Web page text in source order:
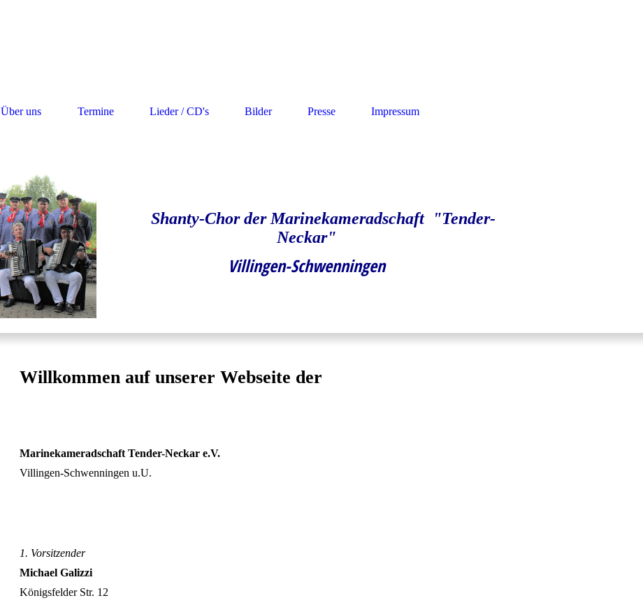
Über uns Termine Lieder / CD's Bilder Presse Impressum
Shanty-Chor der Marinekameradschaft "Tender-
Neckar"
Villingen-Schwenningen
Willkommen auf unserer Webseite der
Marinekameradschaft Tender-Neckar e.V.
Villingen-Schwenningen u.U.
1. Vorsitzender
Michael Galizzi
Königsfelder Str. 12